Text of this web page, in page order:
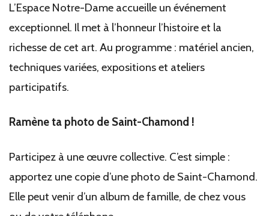
L’Espace Notre-Dame accueille un événement
exceptionnel. Il met à l’honneur l’histoire et la
richesse de cet art. Au programme : matériel ancien,
techniques variées, expositions et ateliers
participatifs.
Ramène ta photo de Saint-Chamond !
Participez à une œuvre collective. C’est simple :
apportez une copie d’une photo de Saint-Chamond.
Elle peut venir d’un album de famille, de chez vous